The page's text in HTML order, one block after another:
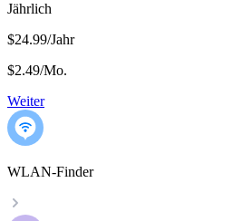
Jährlich
$24.99/Jahr
$2.49/Mo.
Weiter
WLAN-Finder